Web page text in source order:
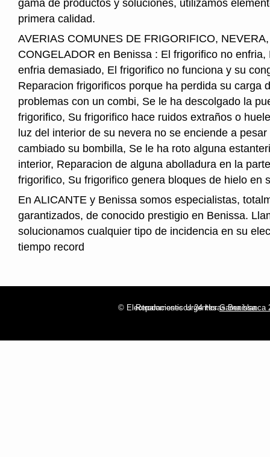
gama de productos y soluciones, utilizamos
primera calidad.
AVERIAS COMUNES DE FRIGORIFICO,
CONGELADOR en Benissa : El frigorifico no enfria,
enfria demasiado, El frigorifico no funciona y su
Reparacion frigorificos porque ha perdida su carga
problemas con un combi, Se le ha descolgado la
frigorifico, Su frigorifico hace ruidos extraños o
luz del interior de su nevera no se enciende a
cambiado su bombilla, Se le ha roto alguna
interior, Reparacion de alguna abolladura en la
frigorifico, Su frigorifico genera bloques de hielo en
En ALICANTE y Benissa somos especialistas,
garantizados, de conocido prestigio en Benissa.
solucionamos cualquier tipo de incidencia en su
tiempo record
© Electrodomesticos 24 Horas Benissa
Reparaciones UrgentesGama blanca